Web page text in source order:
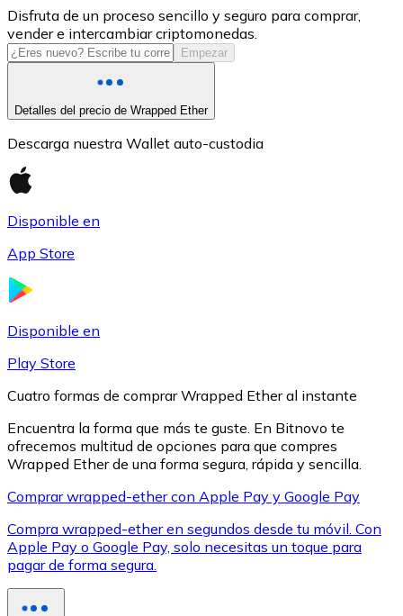
USD Coin
USDC
XRP
XRP
Disfruta de un proceso sencillo y seguro para comprar,
vender e intercambiar criptomonedas.
Empezar
Detalles del precio de Wrapped Ether
Descarga nuestra Wallet auto-custodia
Disponible en
App Store
Disponible en
Play Store
Cuatro formas de comprar Wrapped Ether al instante
Encuentra la forma que más te guste. En Bitnovo te
ofrecemos multitud de opciones para que compres
Wrapped Ether de una forma segura, rápida y sencilla.
Comprar wrapped-ether con Apple Pay y Google Pay
Compra wrapped-ether en segundos desde tu móvil. Con
Apple Pay o Google Pay, solo necesitas un toque para
pagar de forma segura.